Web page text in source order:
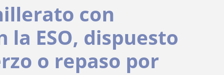
con
ESO, dispuesto
o repaso por